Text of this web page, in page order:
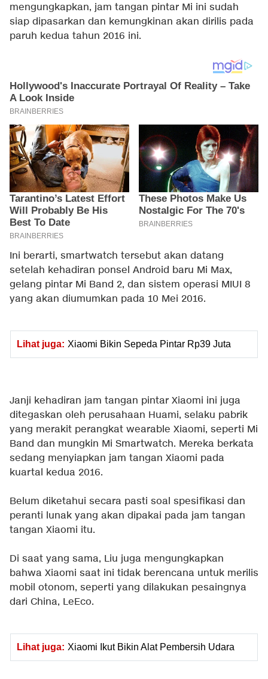
mengungkapkan, jam tangan pintar Mi ini sudah
siap dipasarkan dan kemungkinan akan dirilis pada
paruh kedua tahun 2016 ini.
Ini berarti, smartwatch tersebut akan datang
setelah kehadiran ponsel Android baru Mi Max,
gelang pintar Mi Band 2, dan sistem operasi MIUI 8
yang akan diumumkan pada 10 Mei 2016.
Lihat juga: Xiaomi Bikin Sepeda Pintar Rp39 Juta
Janji kehadiran jam tangan pintar Xiaomi ini juga
ditegaskan oleh perusahaan Huami, selaku pabrik
yang merakit perangkat wearable Xiaomi, seperti Mi
Band dan mungkin Mi Smartwatch. Mereka berkata
sedang menyiapkan jam tangan Xiaomi pada
kuartal kedua 2016.
Belum diketahui secara pasti soal spesifikasi dan
peranti lunak yang akan dipakai pada jam tangan
tangan Xiaomi itu.
Di saat yang sama, Liu juga mengungkapkan
bahwa Xiaomi saat ini tidak berencana untuk merilis
mobil otonom, seperti yang dilakukan pesaingnya
dari China, LeEco.
Lihat juga: Xiaomi Ikut Bikin Alat Pembersih Udara